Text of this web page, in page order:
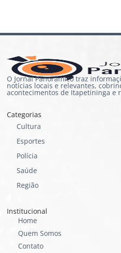
O Jornal Panorâmico traz
notícias locais e relevantes,
acontecimentos de Itapetininga e
Categorias
Cultura
Esportes
Polícia
Saúde
Região
Institucional
Home
Quem Somos
Contato